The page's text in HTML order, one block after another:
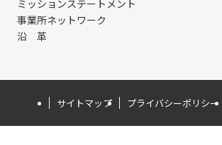
ミッションステートメント
事業所ネットワーク
沿 革
サイトマップ プライバシーポリシー